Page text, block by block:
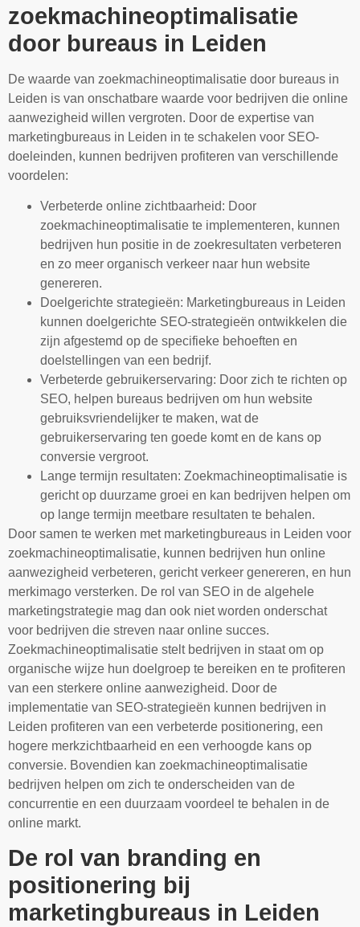
zoekmachineoptimalisatie
door bureaus in Leiden
De waarde van zoekmachineoptimalisatie door bureaus in
Leiden is van onschatbare waarde voor bedrijven die online
aanwezigheid willen vergroten. Door de expertise van
marketingbureaus in Leiden in te schakelen voor SEO-
doeleinden, kunnen bedrijven profiteren van verschillende
voordelen:
Verbeterde online zichtbaarheid: Door
zoekmachineoptimalisatie te implementeren, kunnen
bedrijven hun positie in de zoekresultaten verbeteren
en zo meer organisch verkeer naar hun website
genereren.
Doelgerichte strategieën: Marketingbureaus in Leiden
kunnen doelgerichte SEO-strategieën ontwikkelen die
zijn afgestemd op de specifieke behoeften en
doelstellingen van een bedrijf.
Verbeterde gebruikerservaring: Door zich te richten op
SEO, helpen bureaus bedrijven om hun website
gebruiksvriendelijker te maken, wat de
gebruikerservaring ten goede komt en de kans op
conversie vergroot.
Lange termijn resultaten: Zoekmachineoptimalisatie is
gericht op duurzame groei en kan bedrijven helpen om
op lange termijn meetbare resultaten te behalen.
Door samen te werken met marketingbureaus in Leiden voor
zoekmachineoptimalisatie, kunnen bedrijven hun online
aanwezigheid verbeteren, gericht verkeer genereren, en hun
merkimago versterken. De rol van SEO in de algehele
marketingstrategie mag dan ook niet worden onderschat
voor bedrijven die streven naar online succes.
Zoekmachineoptimalisatie stelt bedrijven in staat om op
organische wijze hun doelgroep te bereiken en te profiteren
van een sterkere online aanwezigheid. Door de
implementatie van SEO-strategieën kunnen bedrijven in
Leiden profiteren van een verbeterde positionering, een
hogere merkzichtbaarheid en een verhoogde kans op
conversie. Bovendien kan zoekmachineoptimalisatie
bedrijven helpen om zich te onderscheiden van de
concurrentie en een duurzaam voordeel te behalen in de
online markt.
De rol van branding en
positionering bij
marketingbureaus in Leiden